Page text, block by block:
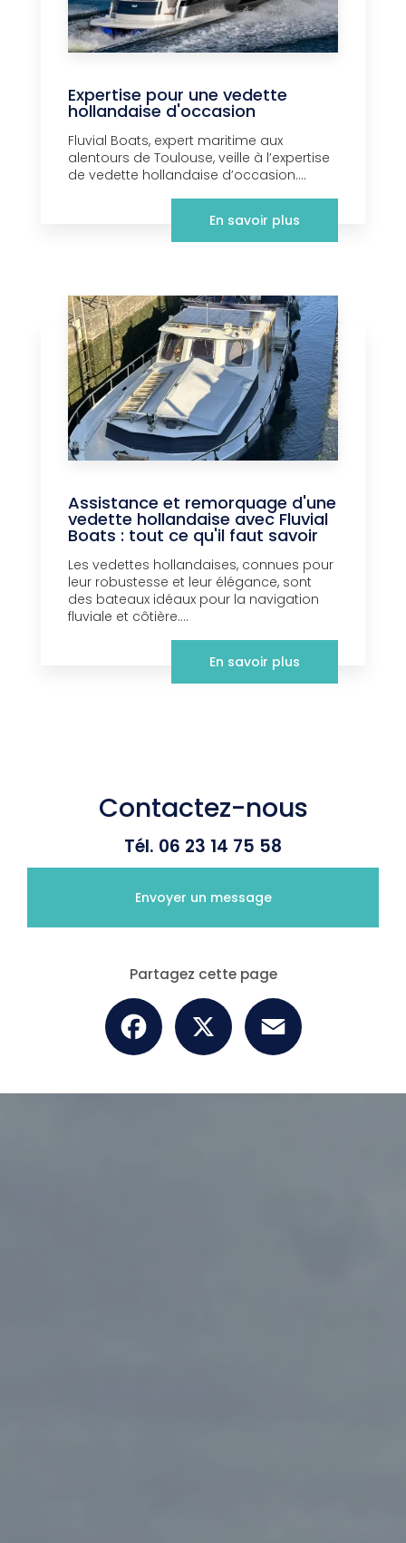
Expertise pour une vedette
hollandaise d'occasion
Fluvial Boats, expert maritime aux
alentours de Toulouse, veille à l’expertise
de vedette hollandaise d’occasion....
En savoir plus
Assistance et remorquage d'une
vedette hollandaise avec Fluvial
Boats : tout ce qu'il faut savoir
Les vedettes hollandaises, connues pour
leur robustesse et leur élégance, sont
des bateaux idéaux pour la navigation
fluviale et côtière....
En savoir plus
Contactez-nous
Tél. 06 23 14 75 58
Envoyer un message
Partagez cette page
Facebook